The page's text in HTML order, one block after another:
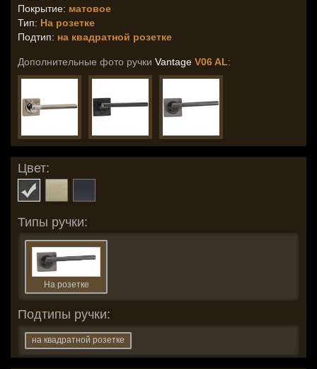
Покрытие: матовое
Тип: На розетке
Подтип: на квадратной розетке
Дополнительные фото ручки Vantage V06 AL:
Цвет:
Типы ручки:
На розетке
Подтипы ручки:
на квадратной розетке